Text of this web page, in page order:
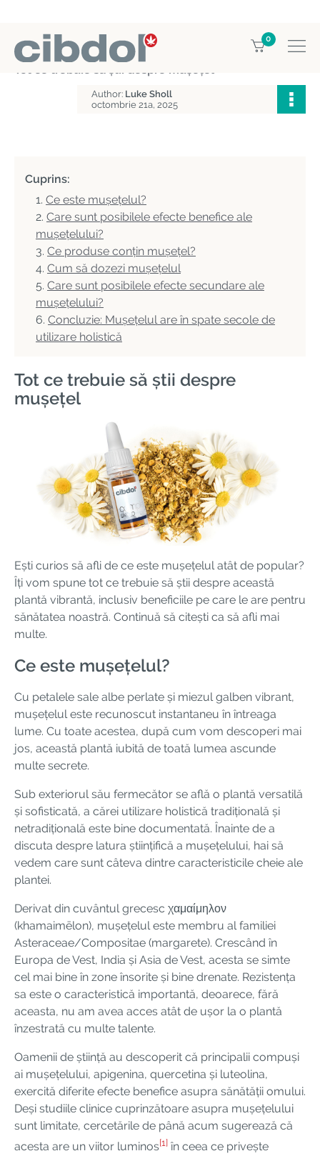
0
Home
Education
Tot ce trebuie să știi despre mușețel
Author: Luke Sholl
octombrie 21a, 2025
Cuprins:
Ce este mușețelul?
Care sunt posibilele efecte benefice ale
mușețelului?
Ce produse conțin mușețel?
Cum să dozezi mușețelul
Care sunt posibilele efecte secundare ale
mușețelului?
Concluzie: Mușețelul are în spate secole de
utilizare holistică
Tot ce trebuie să știi despre
mușețel
Ești curios să afli de ce este mușețelul atât de popular?
Îți vom spune tot ce trebuie să știi despre această
plantă vibrantă, inclusiv beneficiile pe care le are pentru
sănătatea noastră. Continuă să citești ca să afli mai
multe.
Ce este mușețelul?
Cu petalele sale albe perlate și miezul galben vibrant,
mușețelul este recunoscut instantaneu în întreaga
lume. Cu toate acestea, după cum vom descoperi mai
jos, această plantă iubită de toată lumea ascunde
multe secrete.
Sub exteriorul său fermecător se află o plantă versatilă
și sofisticată, a cărei utilizare holistică tradițională și
netradițională este bine documentată. Înainte de a
discuta despre latura științifică a mușețelului, hai să
vedem care sunt câteva dintre caracteristicile cheie ale
plantei.
Derivat din cuvântul grecesc χαμαίμηλον
(khamaimēlon), mușețelul este membru al familiei
Asteraceae/Compositae (margarete). Crescând în
Europa de Vest, India și Asia de Vest, acesta se simte
cel mai bine în zone însorite și bine drenate. Rezistența
sa este o caracteristică importantă, deoarece, fără
aceasta, nu am avea acces atât de ușor la o plantă
înzestrată cu multe talente.
Oamenii de știință au descoperit că principalii compuși
ai mușețelului, apigenina, quercetina și luteolina,
exercită diferite efecte benefice asupra sănătății omului.
Deși studiile clinice cuprinzătoare asupra mușețelului
sunt limitate, cercetările de până acum sugerează că
acesta are un viitor luminos[1] în ceea ce privește